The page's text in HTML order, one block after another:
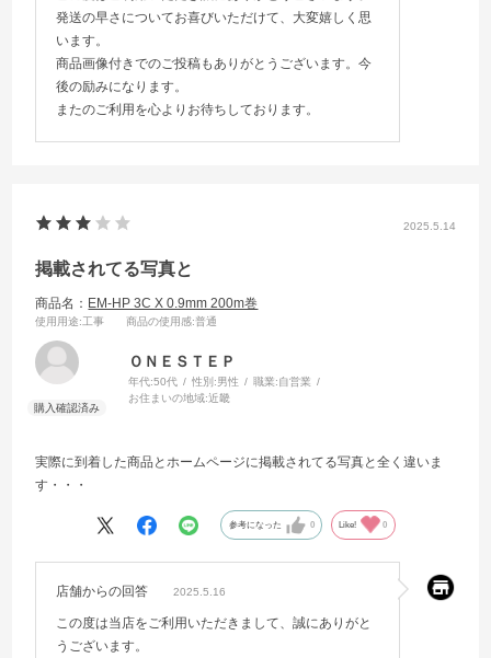
発送の早さについてお喜びいただけて、大変嬉しく思
います。
商品画像付きでのご投稿もありがとうございます。今
後の励みになります。
またのご利用を心よりお待ちしております。
2025.5.14
掲載されてる写真と
商品名： EM-HP 3C X 0.9mm 200m巻
使用用途:工事 商品の使用感:普通
ＯＮＥＳＴＥＰ
年代:50代 性別:男性 職業:自営業
お住まいの地域:近畿
実際に到着した商品とホームページに掲載されてる写真と全く違いま
す・・・
参考になった 0 Like! 0
店舗からの回答 2025.5.16
この度は当店をご利用いただきまして、誠にありがと
うございます。